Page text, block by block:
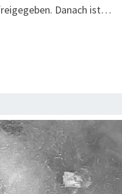
Danach ist…